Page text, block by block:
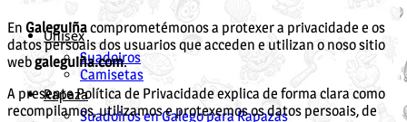
Unisex
Suadoiros
Camisetas
Rapaza
Suadoiros en Galego para Rapazas
En Galeguiñacomprometémonos a protexer a privacidade e os
datos persoais dos usuarios que acceden e utilizan o noso sitio
webgaleguiña.com.
A presente Política de Privacidade explica de forma clara como
recompilamos, utilizamos e protexemos os datos persoais, de